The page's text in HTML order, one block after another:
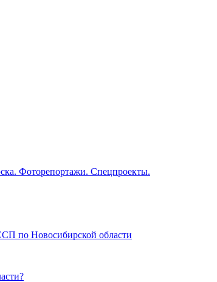
Фоторепортажи. Спецпроекты.
по Новосибирской области